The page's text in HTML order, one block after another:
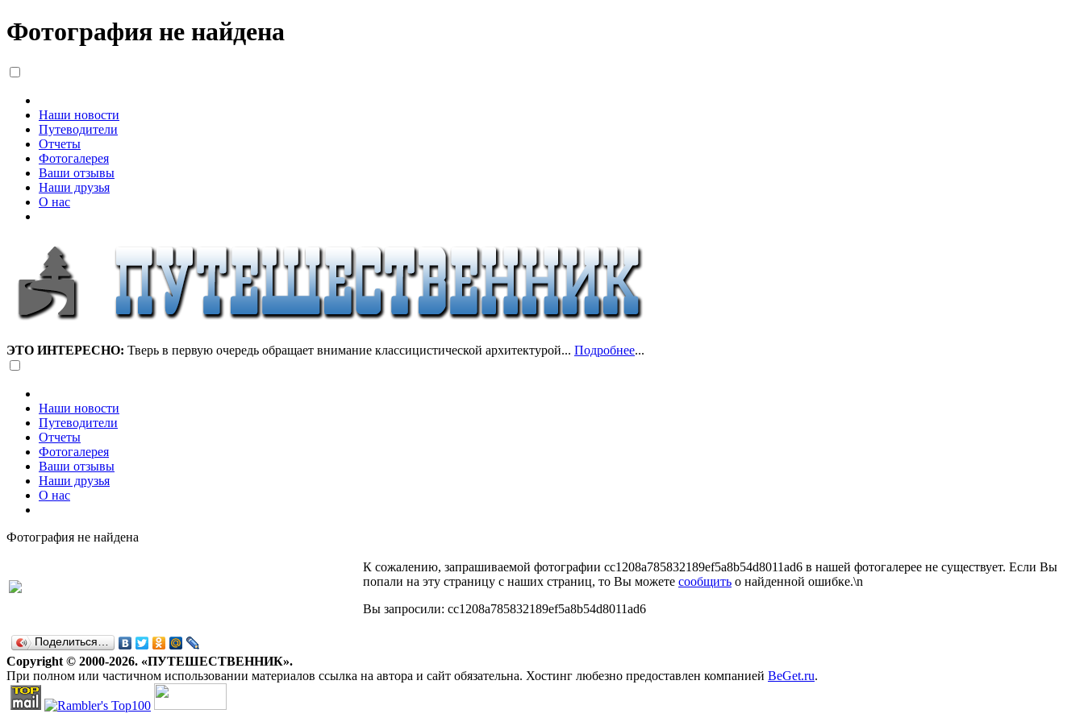
Фотография не найдена
Наши новости
Путеводители
Отчеты
Фотогалерея
Ваши отзывы
Наши друзья
О нас
ЭТО ИНТЕРЕСНО: Тверь в первую очередь обращает внимание классицистической архитектурой... Подробнее...
Наши новости
Путеводители
Отчеты
Фотогалерея
Ваши отзывы
Наши друзья
О нас
Фотография не найдена
К сожалению, запрашиваемой фотографии cc1208a785832189ef5a8b54d8011ad6 в нашей фотогалерее не существует. Если Вы
попали на эту страницу с наших страниц, то Вы можете сообщить о найденной ошибке.\n
Вы запросили: cc1208a785832189ef5a8b54d8011ad6
Поделиться…
Copyright © 2000-2026. «ПУТЕШЕСТВЕННИК».
При полном или частичном использовании материалов ссылка на автора и сайт обязательна. Хостинг любезно предоставлен компанией BeGet.ru.